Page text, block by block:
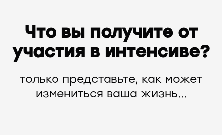
Что вы получите от
участия в интенсиве?
только представьте, как может
измениться ваша жизнь...